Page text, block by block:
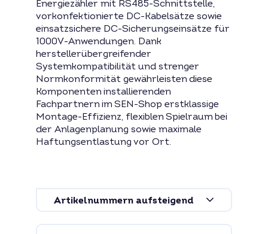
Energiezähler mit RS485-Schnittstelle,
vorkonfektionierte DC-Kabelsätze sowie
einsatzsichere DC-Sicherungseinsätze für
1000V-Anwendungen. Dank
herstellerübergreifender
Systemkompatibilität und strenger
Normkonformität gewährleisten diese
Komponenten installierenden
Fachpartnern im SEN-Shop erstklassige
Montage-Effizienz, flexiblen Spielraum bei
der Anlagenplanung sowie maximale
Haftungsentlastung vor Ort.